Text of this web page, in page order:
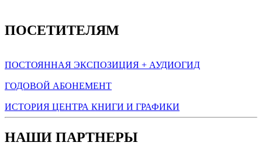
ПОСЕТИТЕЛЯМ
ПОСТОЯННАЯ ЭКСПОЗИЦИЯ + АУДИОГИД
ГОДОВОЙ АБОНЕМЕНТ
ИСТОРИЯ ЦЕНТРА КНИГИ И ГРАФИКИ
НАШИ ПАРТНЕРЫ